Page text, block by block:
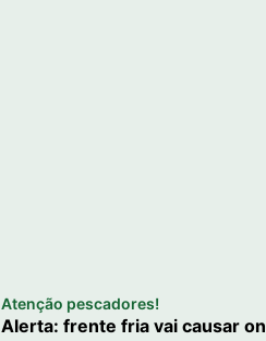
Atenção pescadores!
Alerta: frente fria vai causar